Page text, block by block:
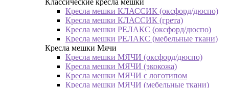
Классические кресла мешки
Кресла мешки КЛАССИК (оксфорд/дюспо)
Кресла мешки КЛАССИК (грета)
Креслa мешки РЕЛАКС (оксфорд/дюспо)
Креслa мешки РЕЛАКС (мебельные ткани)
Кресла мешки Мячи
Кресла мешки МЯЧИ (оксфорд/дюспо)
Кресла мешки МЯЧИ (экокожа)
Кресла мешки МЯЧИ с логотипом
Кресла мешки МЯЧИ (мебельные ткани)